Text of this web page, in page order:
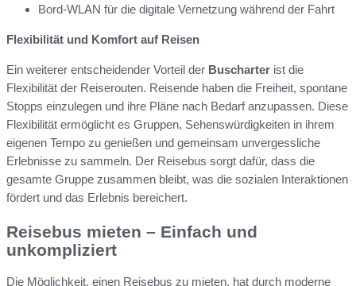
Bord-WLAN für die digitale Vernetzung während der Fahrt
Flexibilität und Komfort auf Reisen
Ein weiterer entscheidender Vorteil der Buscharter ist die
Flexibilität der Reiserouten. Reisende haben die Freiheit, spontane
Stopps einzulegen und ihre Pläne nach Bedarf anzupassen. Diese
Flexibilität ermöglicht es Gruppen, Sehenswürdigkeiten in ihrem
eigenen Tempo zu genießen und gemeinsam unvergessliche
Erlebnisse zu sammeln. Der Reisebus sorgt dafür, dass die
gesamte Gruppe zusammen bleibt, was die sozialen Interaktionen
fördert und das Erlebnis bereichert.
Reisebus mieten – Einfach und
unkompliziert
Die Möglichkeit, einen Reisebus zu mieten, hat durch moderne